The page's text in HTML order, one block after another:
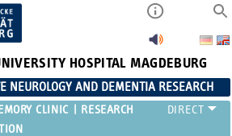
HOSPITAL MAGDEBURG
NEUROLOGY AND DEMENTIA RESEARCH
CLINIC
RESEARCH